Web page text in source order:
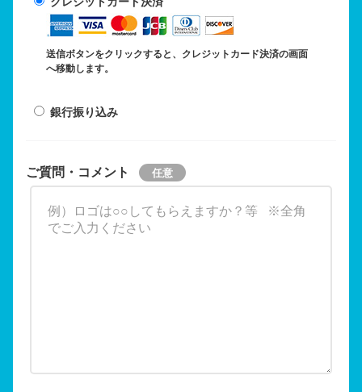
送信ボタンをクリックすると、クレジットカード決済の画面
へ移動します。
銀行振り込み
ご質問・コメント